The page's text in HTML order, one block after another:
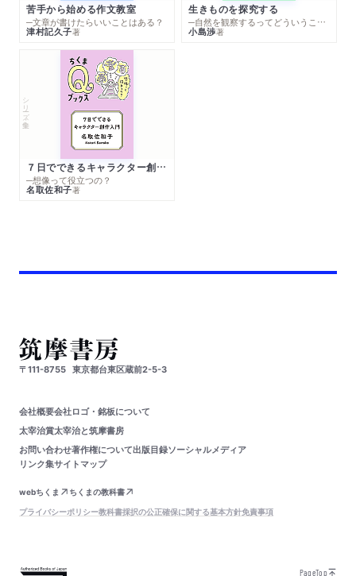
苦手から始める作文教室
─文章が書けたらいいことはある？
津村記久子著
生きものを探究する
─自然を観察するってどういうこと？
小島渉著
シリーズ・全集
７日でできるキャラクター創作入門
─想像って役立つの？
名取佐和子著
〒111-8755 東京都台東区蔵前2-5-3
会社概要会社ロゴ・銘板について
太宰治賞太宰治と筑摩書房
お問い合わせ著作権について出版目録ソーシャルメディア
リンク集サイトマップ
webちくま
ちくまの教科書
プライバシーポリシー教科書採択の公正確保に関する基本方針免責事項
PageTop